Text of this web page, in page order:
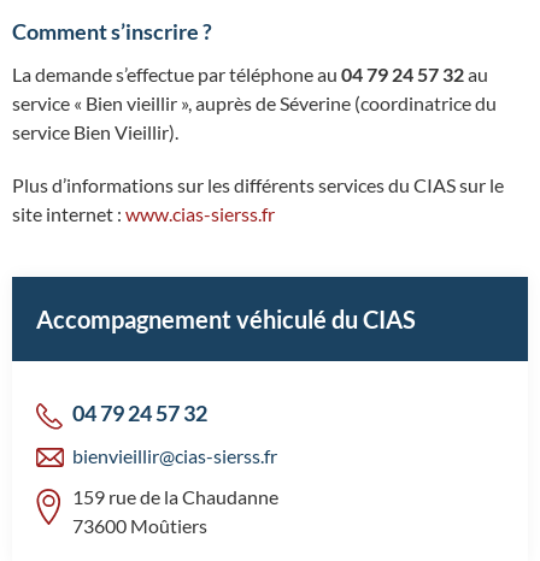
Comment s’inscrire?
La demande s’effectue par téléphone au 04 79 24 57 32au
service « Bien vieillir », auprès de Séverine (coordinatrice du
service Bien Vieillir).
Plus d’informations sur les différents services du CIAS sur le
site internet : www.cias-sierss.fr
Accompagnement véhiculé du CIAS
04 79 24 57 32
bienvieillir@cias-sierss.fr
159 rue de la Chaudanne
73600 Moûtiers